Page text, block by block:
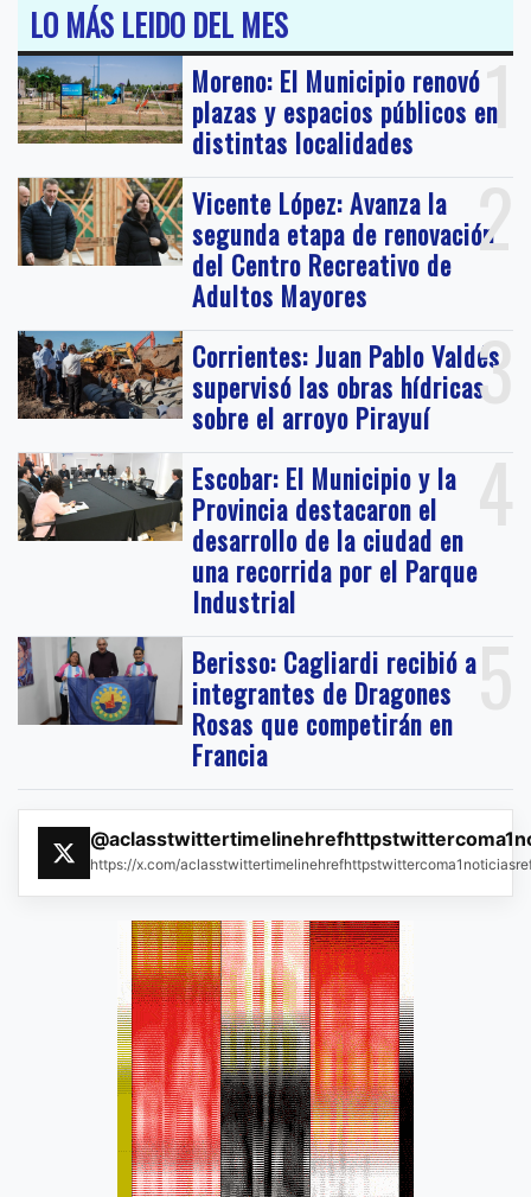
LO MÁS LEIDO DEL MES
1
Moreno: El Municipio renovó
plazas y espacios públicos en
distintas localidades
2
Vicente López: Avanza la
segunda etapa de renovación
del Centro Recreativo de
Adultos Mayores
3
Corrientes: Juan Pablo Valdés
supervisó las obras hídricas
sobre el arroyo Pirayuí
4
Escobar: El Municipio y la
Provincia destacaron el
desarrollo de la ciudad en
una recorrida por el Parque
Industrial
5
Berisso: Cagliardi recibió a
integrantes de Dragones
Rosas que competirán en
Francia
https://x.com/